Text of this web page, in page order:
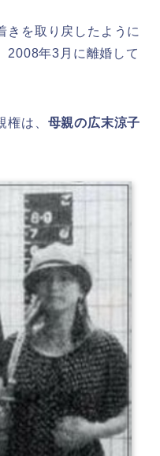
きを取り戻したように
2008年3月に離婚して
は、 母親の広末涼子